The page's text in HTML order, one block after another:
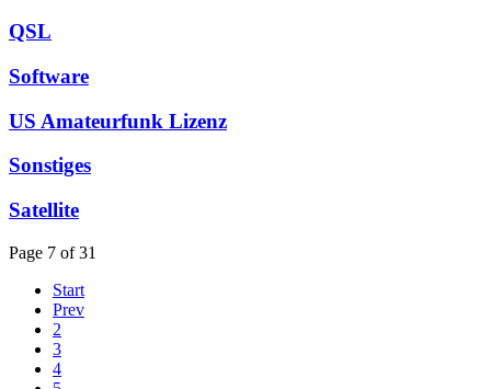
QSL
Software
US Amateurfunk Lizenz
Sonstiges
Satellite
Page 7 of 31
Start
Prev
2
3
4